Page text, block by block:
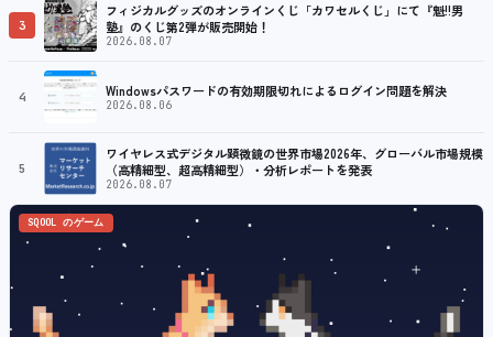
3
フィジカルグッズのオンラインくじ「カワセルくじ」にて『魁!!男
塾』のくじ第2弾が販売開始！
2026.08.07
4 Windowsパスワードの有効期限切れによるログイン問題を解決
2026.08.06
5
ワイヤレス式デジタル顕微鏡の世界市場2026年、グローバル市場規模
（高精細型、超高精細型）・分析レポートを発表
2026.08.07
SQOOL のゲーム